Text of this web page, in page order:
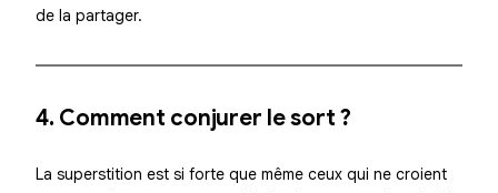
de la partager.
4. Comment conjurer le sort ?
La superstition est si forte que même ceux qui ne croient